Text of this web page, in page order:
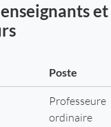
et
Poste
Professeure
ordinaire